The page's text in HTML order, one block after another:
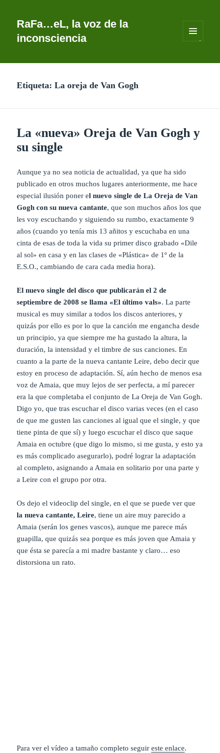
RaFa…eL, la voz de la
inconsciencia
Etiqueta:La oreja de Van Gogh
La «nueva» Oreja de Van Gogh y
su single
Aunque ya no sea noticia de actualidad, ya que ha sido
publicado en otros muchos lugares anteriormente, me hace
especial ilusión poner el nuevo single de La Oreja de Van
Gogh con su nueva cantante, que son muchos años los que
les voy escuchando y siguiendo su rumbo, exactamente 9
años (cuando yo tenía mis 13 añitos y escuchaba en una
cinta de esas de toda la vida su primer disco grabado «Dile
al sol» en casa y en las clases de «Plástica» de 1º de la
E.S.O., cambiando de cara cada media hora).
El nuevo single deldisco que publicarán el 2 de
septiembre de 2008 se llama «El último vals». La parte
musical es muy similar a todos los discos anteriores, y
quizás por ello es por lo que la canción me engancha desde
un principio, ya que siempre me ha gustado la altura, la
duración, la intensidad y el timbre de sus canciones. En
cuanto a la parte de la nueva cantante Leire, debo decir que
estoy en proceso de adaptación. Sí, aún hecho de menos esa
voz de Amaia, que muy lejos de ser perfecta, a mí parecer
era la que completaba el conjunto de La Oreja de Van Gogh.
Digo yo, que tras escuchar el disco varias veces (en el caso
de que me gusten las canciones al igual que el single, y que
tiene pinta de que sí) y luego escuchar el disco que saque
Amaia en octubre (que digo lo mismo, si me gusta, y esto ya
es más complicado asegurarlo), podré lograr la adaptación
al completo, asignando a Amaia en solitario por una parte y
a Leire con el grupo por otra.
Os dejo el videoclip del single, en el que se puede ver que
la nueva cantante, Leire, tiene un aire muy parecido a
Amaia (serán los genes vascos), aunque me parece más
guapilla, que quizás sea porque es más joven que Amaia y
que ésta se parecía a mi madre bastante y claro… eso
distorsiona un rato.
Para ver el vídeo a tamaño completo seguireste enlace.